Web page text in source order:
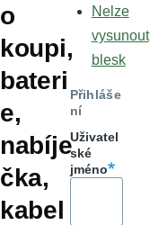
o
koupi,
bateri
e,
nabíje
čka,
kabel
Nelze
vysunout
blesk
Přihláše
ní
Uživatel
ské
jméno